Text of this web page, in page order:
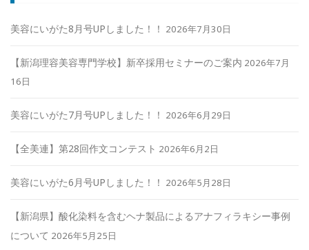
美容にいがた8月号UPしました！！ 2026年7月30日
【新潟理容美容専門学校】新卒採用セミナーのご案内 2026年7月
16日
美容にいがた7月号UPしました！！ 2026年6月29日
【全美連】第28回作文コンテスト 2026年6月2日
美容にいがた6月号UPしました！！ 2026年5月28日
【新潟県】酸化染料を含むヘナ製品によるアナフィラキシー事例
について 2026年5月25日